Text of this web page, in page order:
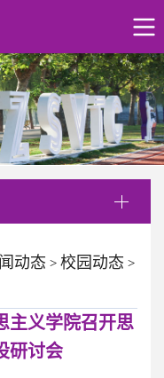
动态 > 校园动态 >
主义学院召开思
研讨会